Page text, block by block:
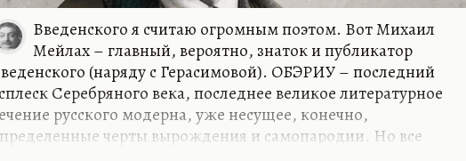
Введенского я считаю огромным поэтом. Вот Михаил
Мейлах – главный, вероятно, знаток и публикатор
(наряду с Герасимовой). ОБЭРИУ – последний
Серебряного века, последнее великое литературное
русского модерна, уже несущее, конечно,
черты вырождения и самопародии. Но все